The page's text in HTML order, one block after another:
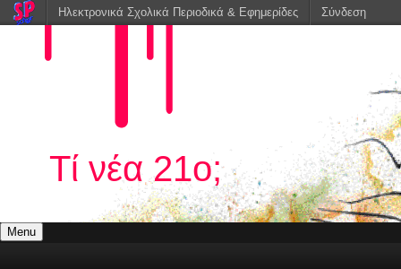
Τί νέα 21ο;
Menu
Ηλεκτρονικά Σχολικά Περιοδικά & Εφημερίδες Σύνδεση